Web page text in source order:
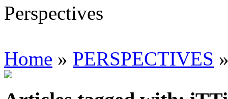
Perspectives
Home » PERSPECTIVES